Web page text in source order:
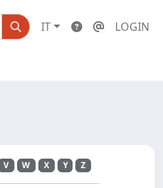
IT LOGIN
V W X Y Z